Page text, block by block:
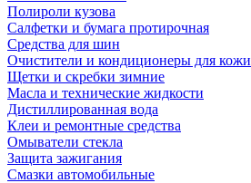
Полироли кузова
Салфетки и бумага протирочная
Средства для шин
Очистители и кондиционеры для кожи
Щетки и скребки зимние
Масла и технические жидкости
Дистиллированная вода
Клеи и ремонтные средства
Омыватели стекла
Защита зажигания
Смазки автомобильные